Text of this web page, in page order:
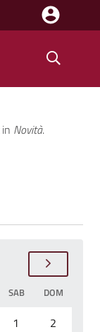
in Novità.
SAB DOM
1 2